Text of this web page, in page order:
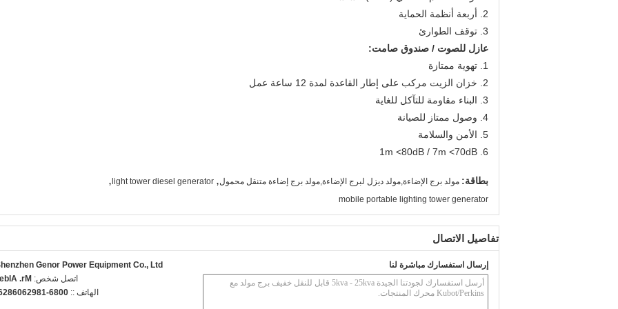
2. أربعة أنظمة الحماية
3. توقف الطوارئ
عازل للصوت / صندوق صامت:
1. تهوية ممتازة
2. خزان الزيت مركب على إطار القاعدة لمدة 12 ساعة عمل
3. البناء مقاومة للتآكل للغاية
4. وصول ممتاز للصيانة
5. الأمن والسلامة
6. 1m <80dB / 7m <70dB
بطاقة: مولد برج الإضاءة,مولد ديزل لبرج الإضاءة,مولد برج إضاءة متنقل محمول,
light tower diesel generator
,
mobile portable lighting tower generator
تفاصيل الاتصال
Genor Power Equipment Co., Ltd.
اتصل شخص: Albert
الهاتف :: 18926068265
إرسال استفسارك مباشرة لنا